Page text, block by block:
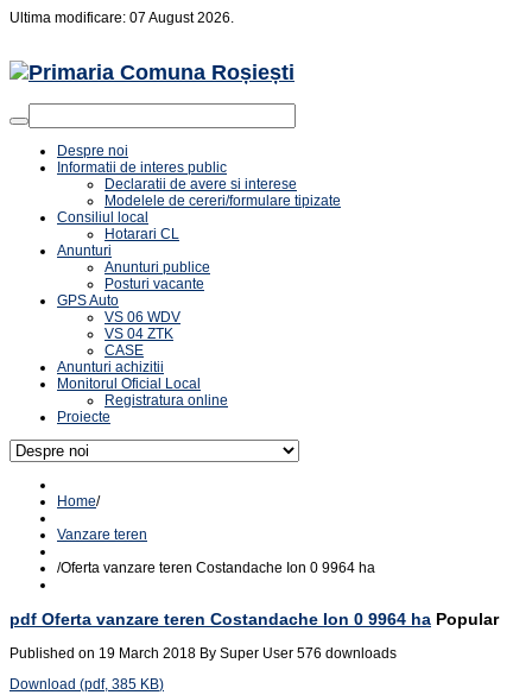
Ultima modificare: 07 August 2026.
Despre noi
Informatii de interes public
Declaratii de avere si interese
Modelele de cereri/formulare tipizate
Consiliul local
Hotarari CL
Anunturi
Anunturi publice
Posturi vacante
GPS Auto
VS 06 WDV
VS 04 ZTK
CASE
Anunturi achizitii
Monitorul Oficial Local
Registratura online
Proiecte
Home/
Vanzare teren
/Oferta vanzare teren Costandache Ion 0 9964 ha
pdf Oferta vanzare teren Costandache Ion 0 9964 ha Popular
Published on 19 March 2018 By Super User 576 downloads
Download (pdf, 385 KB)